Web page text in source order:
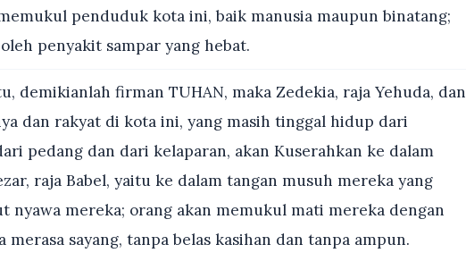
penduduk kota ini, baik manusia maupun binatang;
penyakit sampar yang hebat.
demikianlah firman TUHAN, maka Zedekia, raja Yehuda, dan
dan rakyat di kota ini, yang masih tinggal hidup dari
pedang dan dari kelaparan, akan Kuserahkan ke dalam
raja Babel, yaitu ke dalam tangan musuh mereka yang
nyawa mereka; orang akan memukul mati mereka dengan
merasa sayang, tanpa belas kasihan dan tanpa ampun.